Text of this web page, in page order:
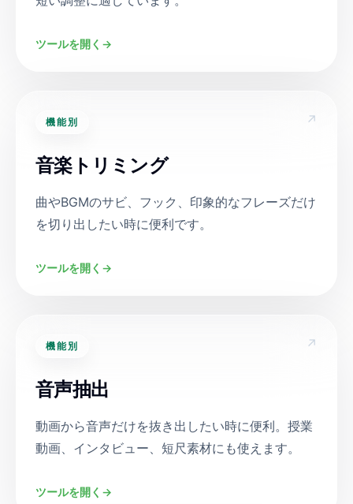
ツールを開く →
機能別 ↗
音楽トリミング
曲やBGMのサビ、フック、印象的なフレーズだけ
を切り出したい時に便利です。
ツールを開く →
機能別 ↗
音声抽出
動画から音声だけを抜き出したい時に便利。授業
動画、インタビュー、短尺素材にも使えます。
ツールを開く →